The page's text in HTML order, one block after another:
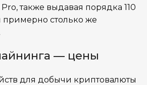
Pro, также выдавая порядка 110
примерно столько же
— цены
для добычи криптовалюты